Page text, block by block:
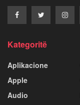
Kategoritë
Aplikacione
Apple
Audio